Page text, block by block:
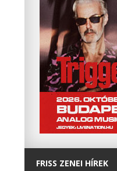
FRISS ZENEI HÍREK